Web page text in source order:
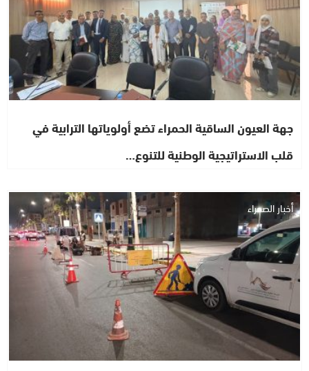
جهة العيون الساقية الحمراء تضع أولوياتها الترابية في
قلب الاستراتيجية الوطنية للتنوع…
أخبار الصحراء